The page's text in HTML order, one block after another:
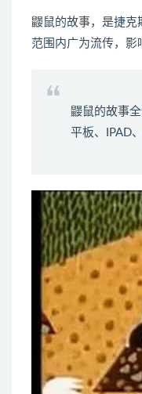
鼹鼠的故事，是捷
范围内广为流传，影
鼹鼠的故事
平板、IPAD